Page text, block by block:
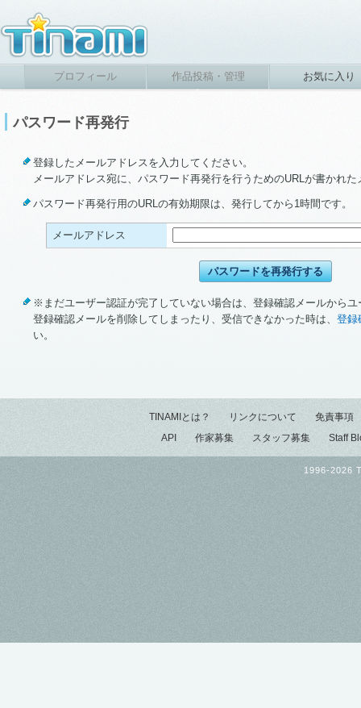
プロフィール 作品投稿・管理 お気に入り
パスワード再発行
登録したメールアドレスを入力してください。
メールアドレス宛に、パスワード再発行を行うためのURLが書かれ
パスワード再発行用のURLの有効期限は、発行してから1時間です。
メールアドレス
※まだユーザー認証が完了していない場合は、登録確認メールから
登録確認メールを削除してしまったり、受信できなかった時は、 登録
い。
TINAMIとは？ リンクについて
免責事項
API
作家募集 スタッフ募集 Staff
1996-2026